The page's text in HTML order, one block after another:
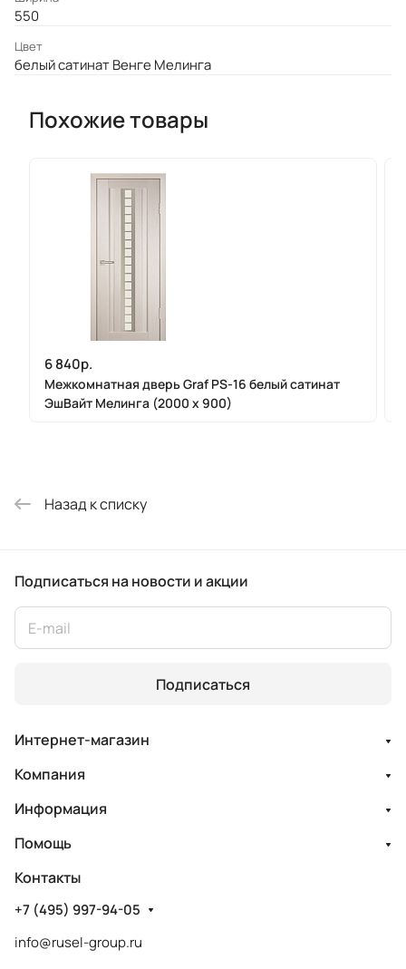
550
Цвет
белый сатинат Венге Мелинга
Похожие товары
6 840р.
Межкомнатная дверь Graf PS-16 белый сатинат
ЭшВайт Мелинга (2000 х 900)
Назад к списку
Подписаться на новости и акции
Подписаться
Интернет-магазин
Компания
Информация
Помощь
Контакты
+7 (495) 997-94-05
info@rusel-group.ru